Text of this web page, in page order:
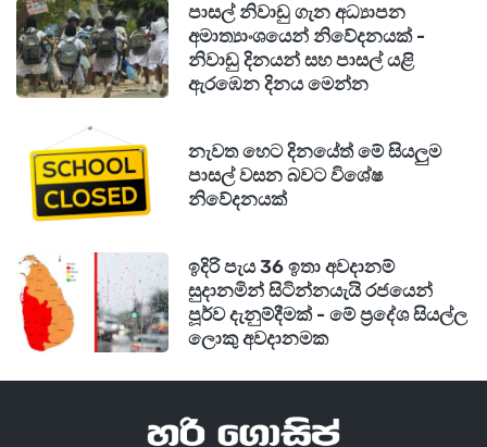
පාසල් නිවාඩු ගැන අධ්‍යාපන
අමාත්‍යාංශයෙන් නිවේදනයක් -
නිවාඩු දිනයන් සහ පාසල් යළි
ඇරඹෙන දිනය මෙන්න
නැවත හෙට දිනයේත් මේ සියලුම
පාසල් වසන බවට විශේෂ
නිවේදනයක්
ඉදිරි පැය 36 ඉතා අවදානම්
සුදානමින් සිටින්නයැයි රජයෙන්
පූර්ව දැනුම්දීමක් - මේ ප්‍රදේශ සියල්ල
ලොකු අවදානමක